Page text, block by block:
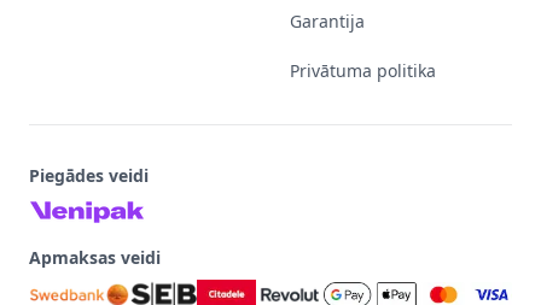
Garantija
Privātuma politika
Piegādes veidi
Apmaksas veidi